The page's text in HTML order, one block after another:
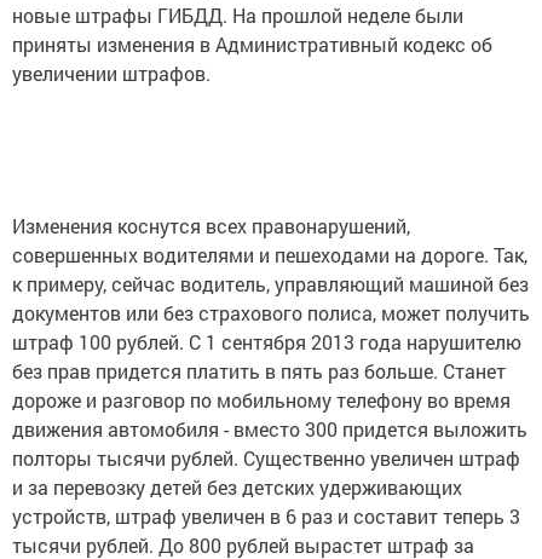
новые штрафы ГИБДД. На прошлой неделе были
приняты изменения в Административный кодекс об
увеличении штрафов.
Изменения коснутся всех правонарушений,
совершенных водителями и пешеходами на дороге. Так,
к примеру, сейчас водитель, управляющий машиной без
документов или без страхового полиса, может получить
штраф 100 рублей. С 1 сентября 2013 года нарушителю
без прав придется платить в пять раз больше. Станет
дороже и разговор по мобильному телефону во время
движения автомобиля - вместо 300 придется выложить
полторы тысячи рублей. Существенно увеличен штраф
и за перевозку детей без детских удерживающих
устройств, штраф увеличен в 6 раз и составит теперь 3
тысячи рублей. До 800 рублей вырастет штраф за